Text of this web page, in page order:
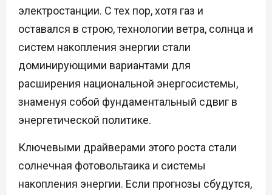
электростанции. С тех пор, хотя газ и
оставался в строю, технологии ветра, солнца и
систем накопления энергии стали
доминирующими вариантами для
расширения национальной энергосистемы,
знаменуя собой фундаментальный сдвиг в
энергетической политике.
Ключевыми драйверами этого роста стали
солнечная фотовольтаика и системы
накопления энергии. Если прогнозы сбудутся,